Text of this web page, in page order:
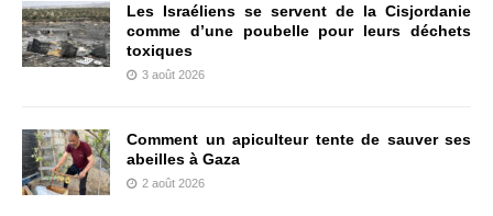
Les Israéliens se servent de la Cisjordanie
comme d’une poubelle pour leurs déchets
toxiques
3 août 2026
Comment un apiculteur tente de sauver ses
abeilles à Gaza
2 août 2026